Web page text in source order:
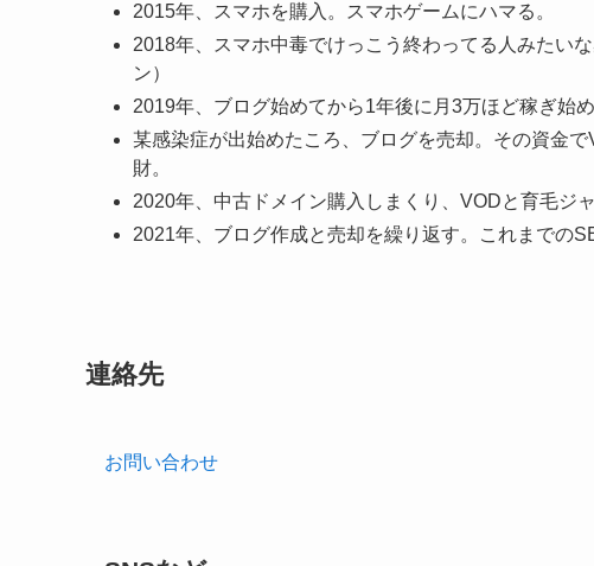
2015年、スマホを購入。スマホゲームにハマる。
2018年、スマホ中毒でけっこう終わってる人みたい
ン）
2019年、ブログ始めてから1年後に月3万ほど稼ぎ始
某感染症が出始めたころ、ブログを売却。その資金
財。
2020年、中古ドメイン購入しまくり、VODと育毛ジ
2021年、ブログ作成と売却を繰り返す。これまでの
連絡先
お問い合わせ